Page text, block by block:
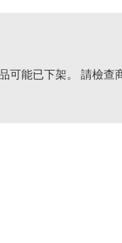
可能已下架。 請檢查